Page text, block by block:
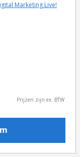
Marketing Live!
Prijzen zijn ex. BTW